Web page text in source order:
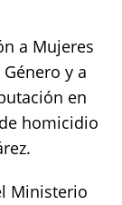
a Mujeres
y a
en
homicidio
Ministerio